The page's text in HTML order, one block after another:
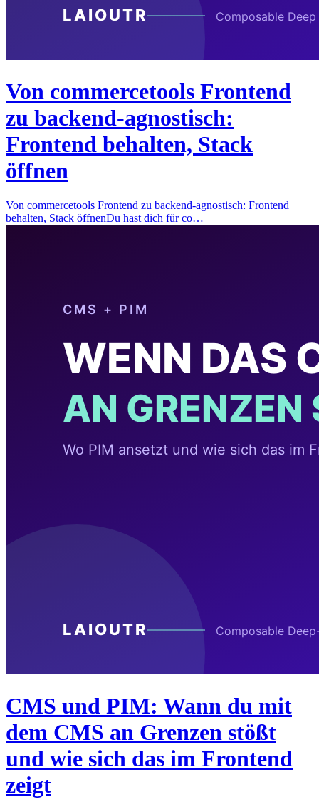
Von commercetools Frontend
zu backend-agnostisch:
Frontend behalten, Stack
öffnen
Von commercetools Frontend zu backend-agnostisch: Frontend
behalten, Stack öffnenDu hast dich für co…
CMS und PIM: Wann du mit
dem CMS an Grenzen stößt
und wie sich das im Frontend
zeigt